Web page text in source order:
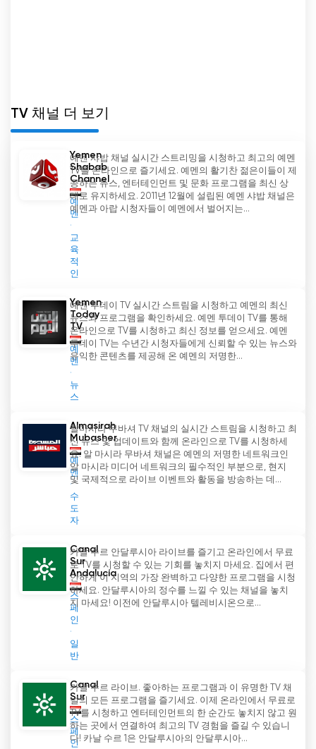
하지만 알 마시라 TV의 여정에 어려움이 없었던 것
은 아닙니다. 이 채널은 나일샛 위성에서 첫 방송을
당 위성에서 방송이 중단되었습니다. 이에 굴하지 않
고 알 마시라 TV는 신속하게 러시아 위성인 Express
44로 주파수를 변경하여 메시지를 대중에게 계속 전
달할 수 있도록 했습니다.
알 마시라 TV는 예멘 분쟁에 대한 정확한 묘사를 제
공하지 못하는 주류 언론 매체의 지배적인 서술에 대
항하는 데 중요한 역할을 해왔습니다. 이 채널은 평
습니다. 외부 세력의 행동을 비판하거나 수년 동안
예멘을 괴롭혀온 인도주의적 위기를 조명하는 데 주
저하지 않았습니다.
알 마시라 TV는 프로그램을 통해 예멘인들에게 영향
을 미치는 다양한 문제에 대한 토론과 논쟁의 장을
제공하고 있습니다. 정치, 사회 문제, 문화, 역사 등
다양한 주제를 다루며 시청자들에게 예멘 사회와 그
들이 직면한 도전에 대한 포괄적인 이해를 제공합니
다. 또한 이 채널은 예멘의 예술가, 작가, 사상가들의
회복력, 용기, 창의성을 보여줌으로써 글로벌 무대에
서 그들의 목소리를 더욱 증폭시키는 데 중요한 역할
을 해왔습니다.
는 플랫폼을 제공하고 정보 보급을 통해 예멘 국민에
게 힘을 실어주며 예멘 미디어의 강력한 세력으로 부
상했습니다. 라이브 스트리밍 옵션을 통해 개인이 온
라인으로 쉽게 TV를 시청할 수 있어 국내외 예멘인
간의 격차를 해소하고 있습니다. 도전과 압박에도 불
구하고 알 마시라 TV는 예멘 국민들의 투쟁과 열망
을 조명하고 평화와 정의를 옹호하는 사명에 전념하
고 있습니다.
Almasirah TV 실시간 무료보기
TV 채널 더 보기
Yemen
Shabab
Channel
예
멘
교
육
적
인
예멘 샤밥 채널 실시간 스트리밍을 시청하고 최고의 예멘
TV를 온라인으로 즐기세요. 예멘의 활기찬 젊은이들이 제
공하는 뉴스, 엔터테인먼트 및 문화 프로그램을 최신 상
태로 유지하세요. 2011년 12월에 설립된 예멘 샤밥 채널은
예멘과 아랍 시청자들이 예멘에서 벌어지는...
Yemen
Today
TV
예
멘
뉴
스
예멘 투데이 TV 실시간 스트림을 시청하고 예멘의 최신
뉴스와 프로그램을 확인하세요. 예멘 투데이 TV를 통해
온라인으로 TV를 시청하고 최신 정보를 얻으세요. 예멘
투데이 TV는 수년간 시청자들에게 신뢰할 수 있는 뉴스와
유익한 콘텐츠를 제공해 온 예멘의 저명한...
Almasirah
Mubasher
예
멘
수
도
자
알마시라 무바셔 TV 채널의 실시간 스트림을 시청하고 최
신 뉴스 및 업데이트와 함께 온라인으로 TV를 시청하세
요. 알 마시라 무바셔 채널은 예멘의 저명한 네트워크인
알 마시라 미디어 네트워크의 필수적인 부분으로, 현지
및 국제적으로 라이브 이벤트와 활동을 방송하는 데...
Canal
Sur
Andalucía
스
페
인
일
반
카날 수르 안달루시아 라이브를 즐기고 온라인에서 무료
로 TV를 시청할 수 있는 기회를 놓치지 마세요. 집에서 편
안하게 이 지역의 가장 완벽하고 다양한 프로그램을 시청
하세요. 안달루시아의 정수를 느낄 수 있는 채널을 놓치
지 마세요! 이전에 안달루시아 텔레비시온으로...
Canal
Sur
스
페
인
카날 수르 라이브. 좋아하는 프로그램과 이 유명한 TV 채
널의 모든 프로그램을 즐기세요. 이제 온라인에서 무료로
TV를 시청하고 엔터테인먼트의 한 순간도 놓치지 않고 원
하는 곳에서 연결하여 최고의 TV 경험을 즐길 수 있습니
다! 카날 수르 1은 안달루시아의 안달루시아...